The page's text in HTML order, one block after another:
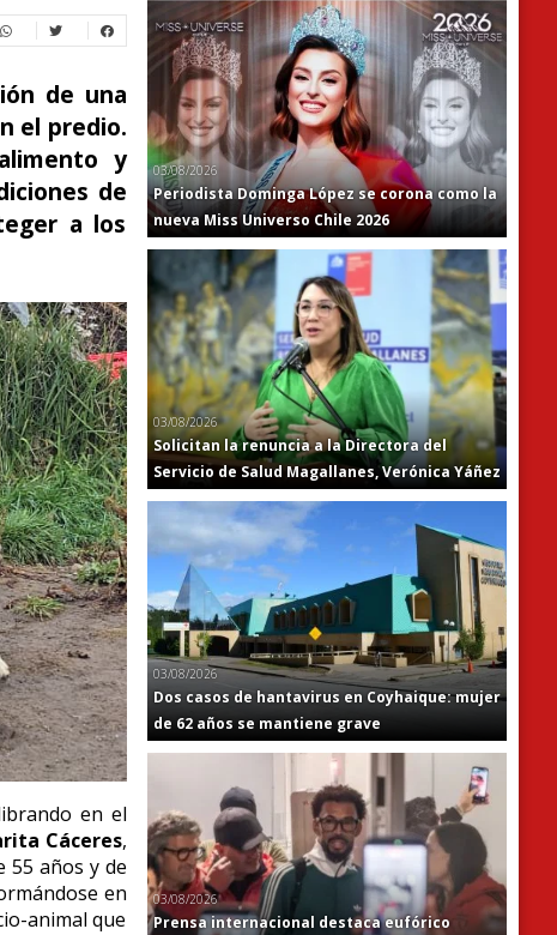
de una
el predio.
y
de
a los
en el
Cáceres,
55 años y de
en
animal que
03/08/2026
Periodista Dominga López se corona como la
nueva Miss Universo Chile 2026
03/08/2026
Solicitan la renuncia a la Directora del
Servicio de Salud Magallanes, Verónica Yáñez
03/08/2026
Dos casos de hantavirus en Coyhaique: mujer
de 62 años se mantiene grave
03/08/2026
Prensa internacional destaca eufórico